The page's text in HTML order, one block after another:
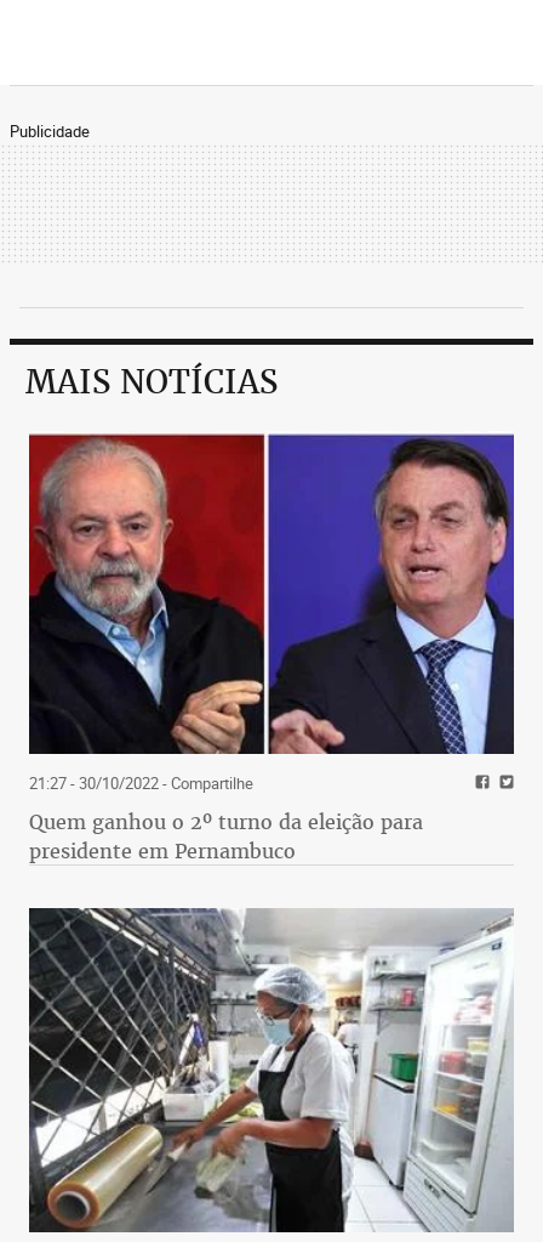
Publicidade
MAIS NOTÍCIAS
21:27 - 30/10/2022- Compartilhe
Quem ganhou o 2º turno da eleição para
presidente em Pernambuco